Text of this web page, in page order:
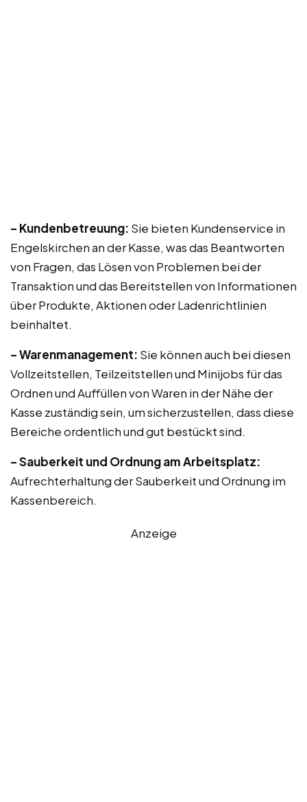
– Kundenbetreuung: Sie bieten Kundenservice in
Engelskirchen an der Kasse, was das Beantworten
von Fragen, das Lösen von Problemen bei der
Transaktion und das Bereitstellen von Informationen
über Produkte, Aktionen oder Ladenrichtlinien
beinhaltet.
– Warenmanagement: Sie können auch bei diesen
Vollzeitstellen, Teilzeitstellen und Minijobs für das
Ordnen und Auffüllen von Waren in der Nähe der
Kasse zuständig sein, um sicherzustellen, dass diese
Bereiche ordentlich und gut bestückt sind.
– Sauberkeit und Ordnung am Arbeitsplatz:
Aufrechterhaltung der Sauberkeit und Ordnung im
Kassenbereich.
Anzeige